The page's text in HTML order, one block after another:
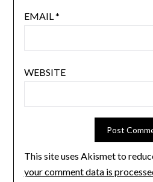
EMAIL*
WEBSITE
This site uses Akismet to
your comment data is